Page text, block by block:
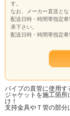
す。
なお、メーカー直送と
配送日時・時間帯指定
承下さい。
配送日時・時間帯指定
※代引き決済、NP後払
※配送日時・時間帯希
でも別途送料がかかりま
外壁に映える仕上がり
写真の色は、ホワイトで
こち
通常納期3-4日、土日は
パイプの直管に使用す
ジャケットを施工箇
け！
支持金具やＴ管の部分